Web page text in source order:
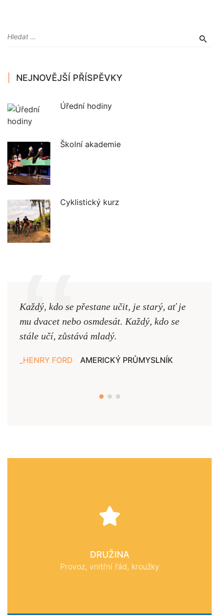
NEJNOVĚJŠÍ PŘÍSPĚVKY
Úřední hodiny
Školní akademie
Cyklistický kurz
Každý, kdo se přestane učit, je starý, ať je
mu dvacet nebo osmdesát. Každý, kdo se
stále učí, zůstává mladý.
HENRY FORD AMERICKÝ PRŮMYSLNÍK
DRUŽINA
Provoz, vnitřní řád, kroužky